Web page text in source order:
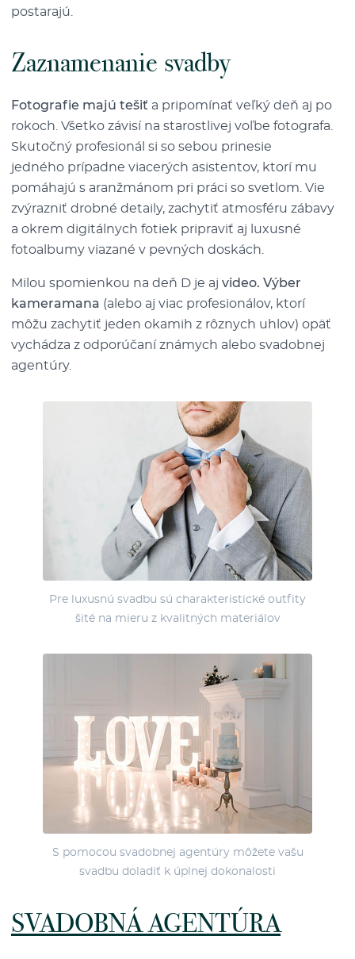
postarajú.
Zaznamenanie svadby
Fotografie majú tešiť a pripomínať veľký deň aj po
rokoch. Všetko závisí na starostlivej voľbe fotografa.
Skutočný profesionál si so sebou prinesie
jedného prípadne viacerých asistentov, ktorí mu
pomáhajú s aranžmánom pri práci so svetlom. Vie
zvýrazniť drobné detaily, zachytiť atmosféru zábavy
a okrem digitálnych fotiek pripraviť aj luxusné
fotoalbumy viazané v pevných doskách.
Milou spomienkou na deň D je aj video. Výber
kameramana (alebo aj viac profesionálov, ktorí
môžu zachytiť jeden okamih z rôznych uhlov) opäť
vychádza z odporúčaní známych alebo svadobnej
agentúry.
Pre luxusnú svadbu sú charakteristické outfity
šité na mieru z kvalitných materiálov
S pomocou svadobnej agentúry môžete vašu
svadbu doladiť k úplnej dokonalosti
SVADOBNÁ AGENTÚRA